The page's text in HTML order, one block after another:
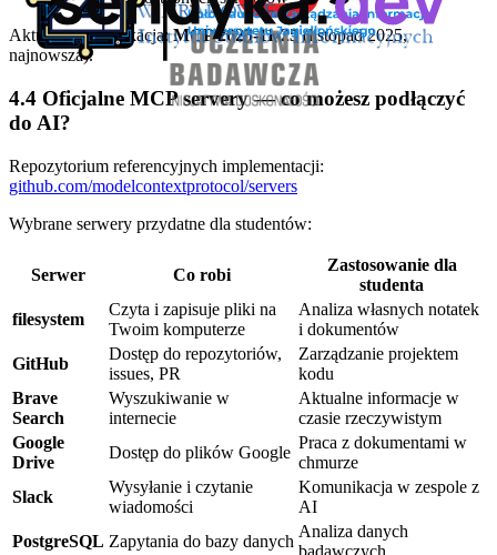
Aktualna specyfikacja:MCP 2025-11-25(listopad 2025,
najnowsza).
4.4 Oficjalne MCP servery — co możesz podłączyć
do AI?
Repozytorium referencyjnych implementacji:
github.com/modelcontextprotocol/servers
Wybrane serwery przydatne dla studentów:
Serwer Co robi
Zastosowanie dla
studenta
filesystem
Czyta i zapisuje pliki na
Twoim komputerze
Analiza własnych notatek
i dokumentów
GitHub
Dostęp do repozytoriów,
issues, PR
Zarządzanie projektem
kodu
Brave
Search
Wyszukiwanie w
internecie
Aktualne informacje w
czasie rzeczywistym
Google
Drive
Dostęp do plików Google
Praca z dokumentami w
chmurze
Slack
Wysyłanie i czytanie
wiadomości
Komunikacja w zespole z
AI
PostgreSQL Zapytania do bazy danych
Analiza danych
badawczych